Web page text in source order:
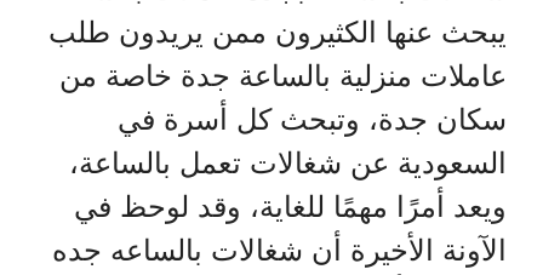
يبحث عنها الكثيرون ممن يريدون طلب
عاملات منزلية بالساعة جدة خاصة من
سكان جدة، وتبحث كل أسرة في
السعودية عن شغالات تعمل بالساعة،
ويعد أمرًا مهمًا للغاية، وقد لوحظ في
الآونة الأخيرة أن شغالات بالساعه جده